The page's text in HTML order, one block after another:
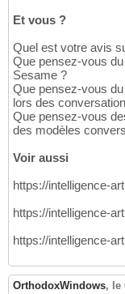
Et vous ?
Quel est votre avis
Que pensez-vous
Sesame ?
Que pensez-vous
lors des
Que pensez-vous
des modèles
Voir aussi
https://intelligence-
https://intelligence-
https://intelligence-
OrthodoxWindows, le